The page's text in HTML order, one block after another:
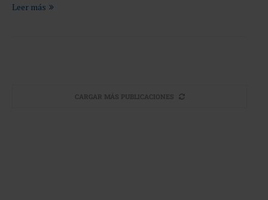
Leer más
CARGAR MÁS PUBLICACIONES